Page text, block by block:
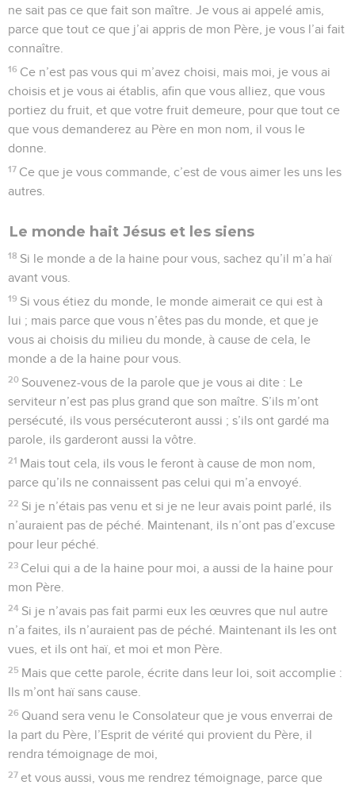
ne sait pas ce que fait son maître. Je vous ai appelé amis,
parce que tout ce que j’ai appris de mon Père, je vous l’ai fait
connaître.
16 Ce n’est pas vous qui m’avez choisi, mais moi, je vous ai
choisis et je vous ai établis, afin que vous alliez, que vous
portiez du fruit, et que votre fruit demeure, pour que tout ce
que vous demanderez au Père en mon nom, il vous le
donne.
17 Ce que je vous commande, c’est de vous aimer les uns les
autres.
Le monde hait Jésus et les siens
18 Si le monde a de la haine pour vous, sachez qu’il m’a haï
avant vous.
19 Si vous étiez du monde, le monde aimerait ce qui est à
lui ; mais parce que vous n’êtes pas du monde, et que je
vous ai choisis du milieu du monde, à cause de cela, le
monde a de la haine pour vous.
20 Souvenez-vous de la parole que je vous ai dite : Le
serviteur n’est pas plus grand que son maître. S’ils m’ont
persécuté, ils vous persécuteront aussi ; s’ils ont gardé ma
parole, ils garderont aussi la vôtre.
21 Mais tout cela, ils vous le feront à cause de mon nom,
parce qu’ils ne connaissent pas celui qui m’a envoyé.
22 Si je n’étais pas venu et si je ne leur avais point parlé, ils
n’auraient pas de péché. Maintenant, ils n’ont pas d’excuse
pour leur péché.
23 Celui qui a de la haine pour moi, a aussi de la haine pour
mon Père.
24 Si je n’avais pas fait parmi eux les œuvres que nul autre
n’a faites, ils n’auraient pas de péché. Maintenant ils les ont
vues, et ils ont haï, et moi et mon Père.
25 Mais que cette parole, écrite dans leur loi, soit accomplie :
Ils m’ont haï sans cause.
26 Quand sera venu le Consolateur que je vous enverrai de
la part du Père, l’Esprit de vérité qui provient du Père, il
rendra témoignage de moi,
27 et vous aussi, vous me rendrez témoignage, parce que